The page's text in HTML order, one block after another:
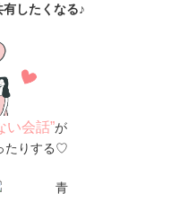
したくなる♪
い会話”が
たりする♡